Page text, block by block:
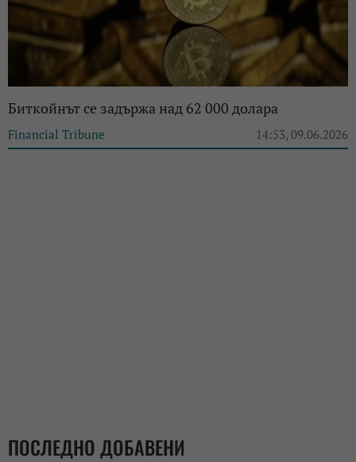
Биткойнът се задържа над 62 000 долара
Financial Tribune 14:53, 09.06.2026
ПОСЛЕДНО ДОБАВЕНИ